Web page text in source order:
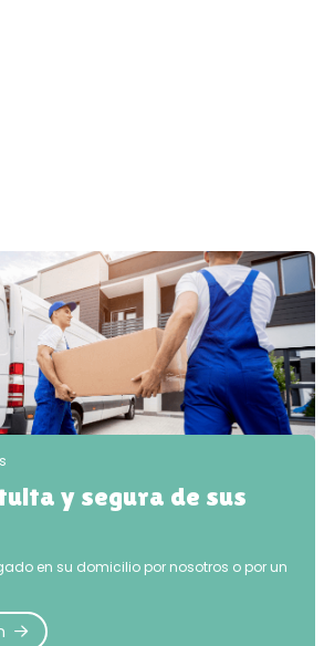
y segura de sus
en su domicilio por nosotros o por un